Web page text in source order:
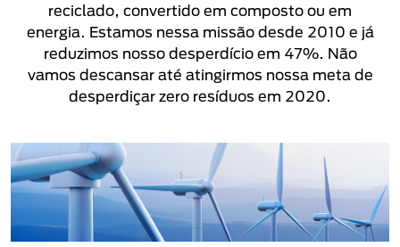
reciclado, convertido em composto ou em
energia. Estamos nessa missão desde 2010 e já
reduzimos nosso desperdício em 47%. Não
vamos descansar até atingirmos nossa meta de
desperdiçar zero resíduos em 2020.